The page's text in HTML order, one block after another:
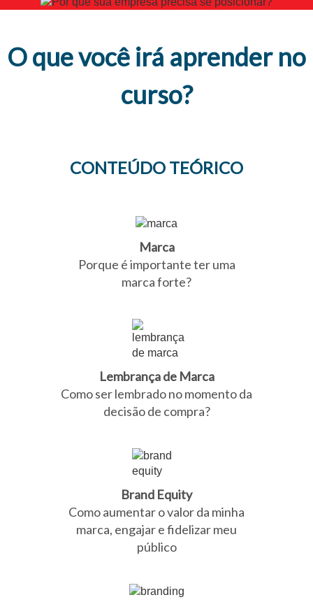
O que você irá aprender no
curso?
CONTEÚDO TEÓRICO
Marca
Porque é importante ter uma
marca forte?
Lembrança de Marca
Como ser lembrado no momento da
decisão de compra?
Brand Equity
Como aumentar o valor da minha
marca, engajar e fidelizar meu
público